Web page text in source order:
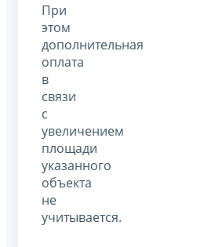
При
этом
дополнительная
оплата
в
связи
с
увеличением
площади
указанного
объекта
не
учитывается.